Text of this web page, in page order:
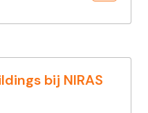
bij NIRAS